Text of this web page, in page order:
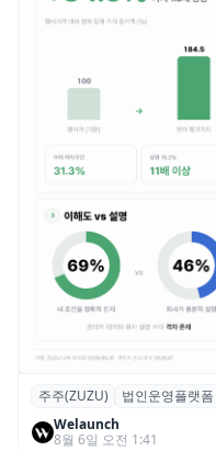
스톡옵션 취소율
권리 발생 즉시 행
주주(ZUZU) 법인운영플랫폼
Welaunch
8월 6일 오전 1:41